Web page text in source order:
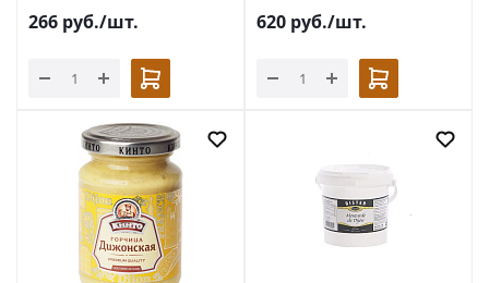
266 руб./шт. 620 руб./шт.